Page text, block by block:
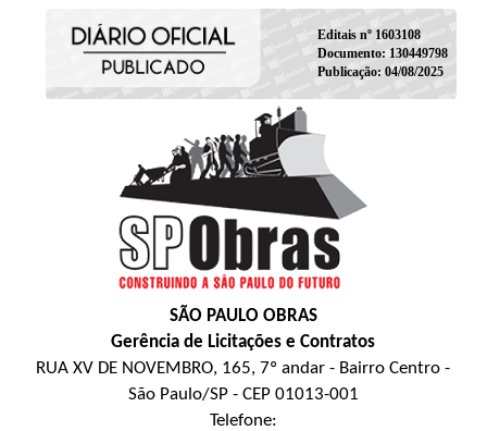
Editais nº 1603108
Documento: 130449798
Publicação: 04/08/2025
SÃO PAULO OBRAS
Gerência de Licitações e Contratos
RUA XV DE NOVEMBRO, 165, 7º andar - Bairro Centro -
São Paulo/SP - CEP 01013-001
Telefone: